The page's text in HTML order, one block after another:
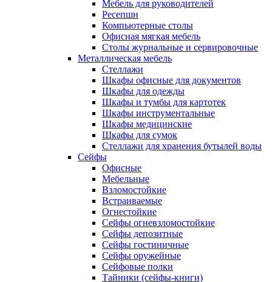
Мебель для руководителей
Ресепшн
Компьютерные столы
Офисная мягкая мебель
Столы журнальные и сервировочные
Металлическая мебель
Стеллажи
Шкафы офисные для документов
Шкафы для одежды
Шкафы и тумбы для картотек
Шкафы инструментальные
Шкафы медицинские
Шкафы для сумок
Стеллажи для хранения бутылей воды
Сейфы
Офисные
Мебельные
Взломостойкие
Встраиваемые
Огнестойкие
Сейфы огневзломостойкие
Сейфы депозитные
Сейфы гостиничные
Сейфы оружейные
Сейфовые полки
Тайники (сейфы-книги)